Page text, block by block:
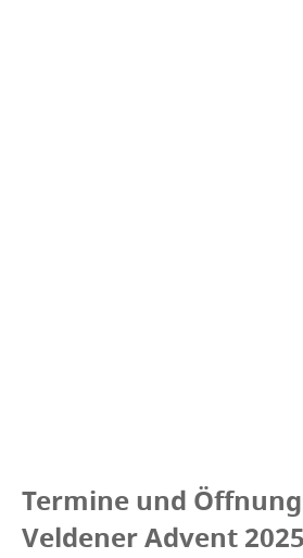
Termine und
Veldener Advent 2025